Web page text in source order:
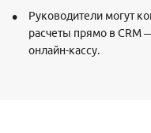
Руководители могут
расчеты прямо в CRM
онлайн-кассу.